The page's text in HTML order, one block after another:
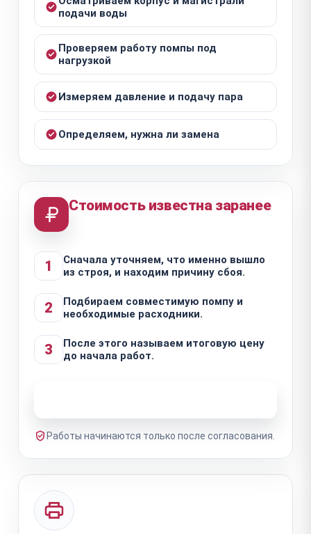
подачи воды
Проверяем работу помпы под
нагрузкой
Измеряем давление и подачу пара
Определяем, нужна ли замена
Стоимость известна заранее
1
Сначала уточняем, что именно вышло
из строя, и находим причину сбоя.
2
Подбираем совместимую помпу и
необходимые расходники.
3
После этого называем итоговую цену
до начала работ.
Работы начинаются только после согласования.